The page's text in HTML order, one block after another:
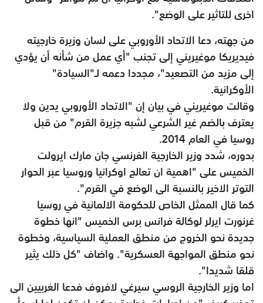
اخرى للتاثير على الوضع".
من جهته، دعا الاتحاد الأوروبي على لسان وزيرة خارجيته
فيديريكا موغيريني إلى تجنب "أي عمل من شأنه أن يؤدي
إلى مزيد من التصعيد"، مجددا دعمه لـ"السيادة"
الأوكرانية.
وقالت موغيريني في بيان إن "الاتحاد الأوروبي يدين ولا
يعترف بالضم غير الشرعي لشبه جزيرة القرم" من قبل
روسيا في العام 2014.
بدوره، شدد وزير الخارجية الفرنسي جان مارك ايرولت
الخميس على "اهمية ان تعالج اوكرانيا وروسيا عبر الحوار
التوتر الاخير بالنسبة الى الوضع في القرم".
كما قال الممثل الخاص للحكومة الالمانية في روسيا
غرنورت ايرلر لوكالة فرانس برس الخميس "انها خطوة
جديدة نحو الخروج من منطق العملية السياسية، وخطوة
نحو منطق المواجهة العسكرية". واضاف "كل ذلك يثير
قلقا شديدا".
اما وزير الخارجية الروسي سيرغي لافروف فدعا الغربيين الى